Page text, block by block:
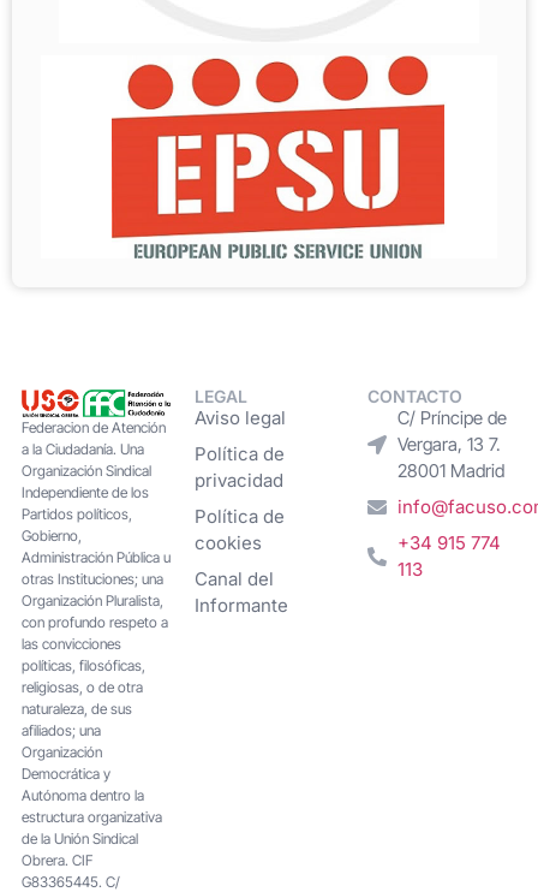
Federacion de Atención
a la Ciudadanía. Una
Organización Sindical
Independiente de los
Partidos políticos,
Gobierno,
Administración Pública u
otras Instituciones; una
Organización Pluralista,
con profundo respeto a
las convicciones
políticas, filosóficas,
religiosas, o de otra
naturaleza, de sus
afiliados; una
Organización
Democrática y
Autónoma dentro la
estructura organizativa
de la Unión Sindical
Obrera. CIF
G83365445. C/
LEGAL
Aviso legal
Política de
privacidad
Política de
cookies
Canal del
Informante
CONTACTO
C/ Príncipe de
Vergara, 13 7.
28001 Madrid
+34 915 774
113